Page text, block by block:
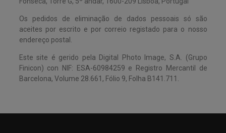
Os pedidos de eliminação de dados pessoais só são
aceites por escrito e por correio registado para o nosso
endereço postal.
Este site é gerido pela Digital Photo Image, S.A. (Grupo
Finicon) con NIF: ESA-60984259 e Registro Mercantil de
Barcelona, Volume 28.661, Fólio 9, Folha B141.711.